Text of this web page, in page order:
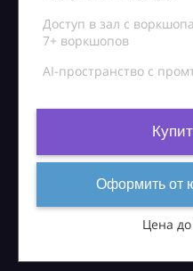
Доступ в зал с
7+ воркшопов
AI-пространство с
Оформить от
Цена